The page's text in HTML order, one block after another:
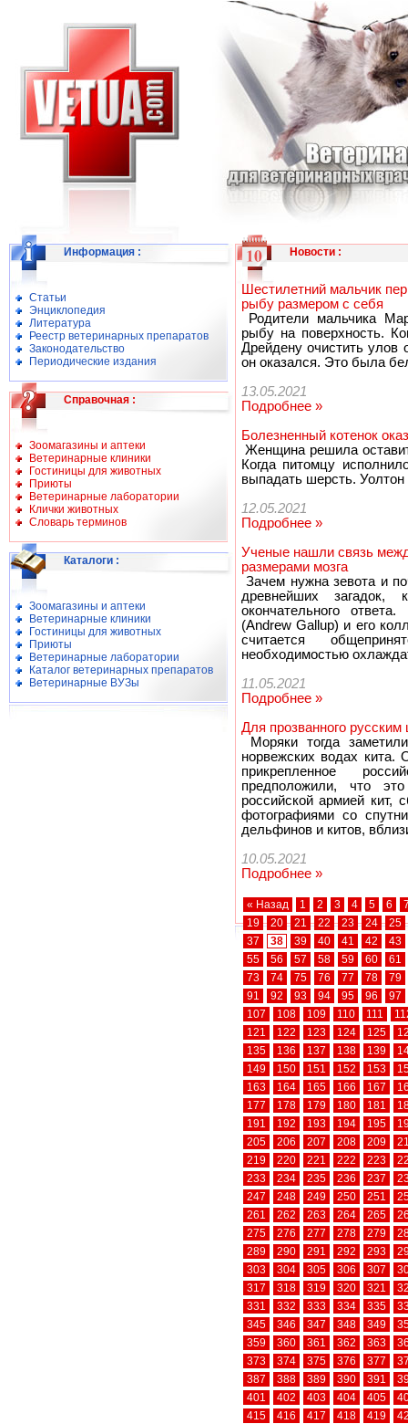
Информация :
Статьи
Энциклопедия
Литература
Реестр ветеринарных препаратов
Законодательство
Периодические издания
Справочная :
Зоомагазины и аптеки
Ветеринарные клиники
Гостиницы для животных
Приюты
Ветеринарные лаборатории
Клички животных
Словарь терминов
Каталоги :
Зоомагазины и аптеки
Ветеринарные клиники
Гостиницы для животных
Приюты
Ветеринарные лаборатории
Каталог ветеринарных препаратов
Ветеринарные ВУЗы
Новости:
Шестилетний мальчик
рыбу размером с себя
Родители мальчика
рыбу на поверхность.
Дрейдену очистить улов
он оказался. Это была
13.05.2021
Подробнее »
Болезненный котенок
Женщина решила
Когда питомцу
выпадать шерсть. Уолтон
12.05.2021
Подробнее »
Ученые нашли связь
размерами мозга
Зачем нужна зевота и
древнейших
окончательного
(Andrew Gallup) и его
считается
необходимостью
11.05.2021
Подробнее »
Для прозванного
Моряки тогда
норвежских водах
прикрепленное
предположили, что
российской армией кит,
фотографиями со
дельфинов и китов,
10.05.2021
Подробнее »
« Назад 1 2 3 4 5 6
19
20 21 22 23 24
25
37
38 39 40 41 42
43
55
56 57 58 59 60
61
73
74 75 76 77 78
79
91
92 93 94 95 96
97
107
108 109 110 111
121
122 123 124 125
135
136 137 138 139
149
150 151 152 153
163
164 165 166 167
177
178 179 180 181
191
192 193 194 195
205
206 207 208 209
219
220 221 222 223
233
234 235 236 237
247
248 249 250 251
261
262 263 264 265
275
276 277 278 279
289
290 291 292 293
303
304 305 306 307
317
318 319 320 321
331
332 333 334 335
345
346 347 348 349
359
360 361 362 363
373
374 375 376 377
387
388 389 390 391
401
402 403 404 405
415
416 417 418 419